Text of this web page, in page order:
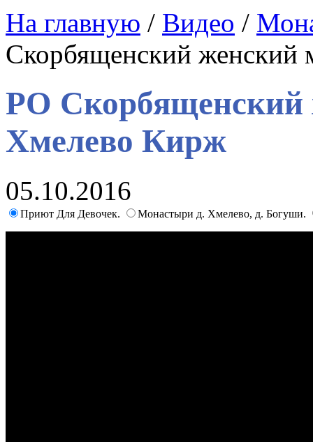
На главную / Видео /
Скорбященский
РО Скорбященский
Хмелево Кирж
05.10.2016
Приют Для Девочек. Монастыри д. Хмелево, д. Богуши.